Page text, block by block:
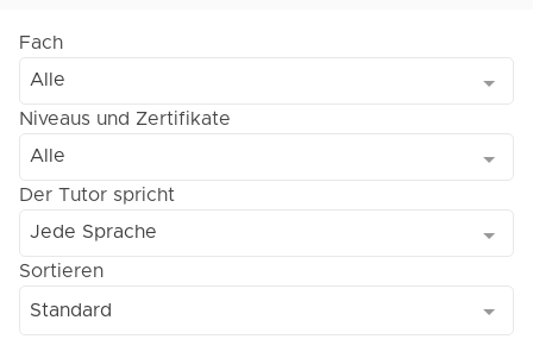
Fach
Alle
Niveaus und Zertifikate
Alle
Der Tutor spricht
Jede Sprache
Sortieren
Standard